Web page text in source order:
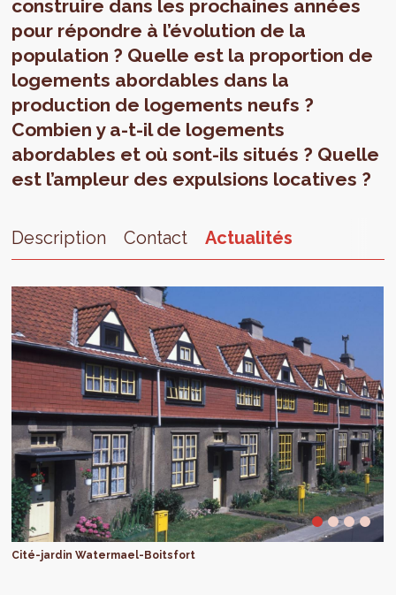
construire dans les prochaines années
pour répondre à l’évolution de la
population ? Quelle est la proportion de
logements abordables dans la
production de logements neufs ?
Combien y a-t-il de logements
abordables et où sont-ils situés ? Quelle
est l’ampleur des expulsions locatives ?
Description Contact Actualités
Cité-jardin Watermael-Boitsfort